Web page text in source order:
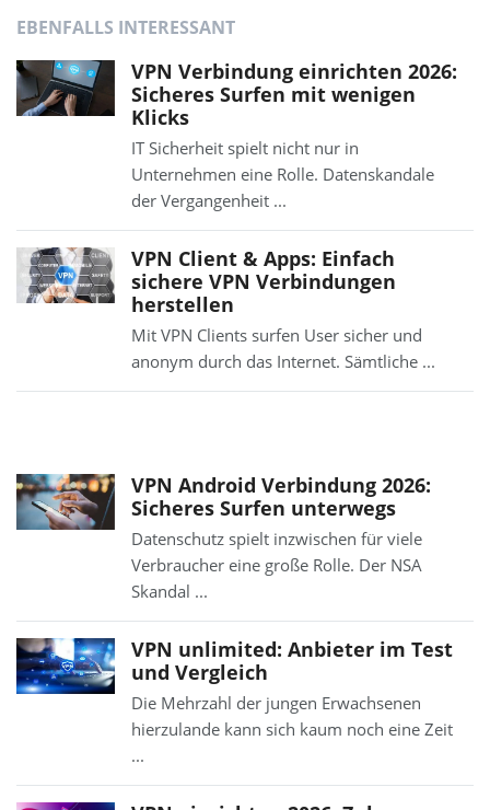
EBENFALLS INTERESSANT
VPN Verbindung einrichten 2026:
Sicheres Surfen mit wenigen
Klicks
IT Sicherheit spielt nicht nur in
Unternehmen eine Rolle. Datenskandale
der Vergangenheit ...
VPN Client & Apps: Einfach
sichere VPN Verbindungen
herstellen
Mit VPN Clients surfen User sicher und
anonym durch das Internet. Sämtliche ...
VPN Android Verbindung 2026:
Sicheres Surfen unterwegs
Datenschutz spielt inzwischen für viele
Verbraucher eine große Rolle. Der NSA
Skandal ...
VPN unlimited: Anbieter im Test
und Vergleich
Die Mehrzahl der jungen Erwachsenen
hierzulande kann sich kaum noch eine Zeit
...